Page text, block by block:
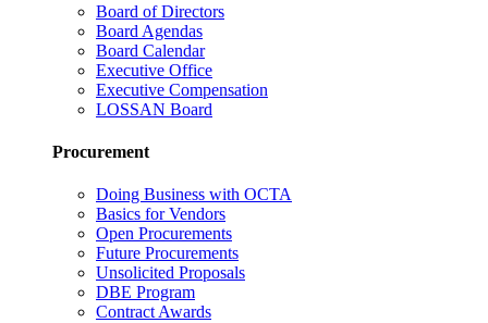
Board of Directors
Board Agendas
Board Calendar
Executive Office
Executive Compensation
LOSSAN Board
Procurement
Doing Business with OCTA
Basics for Vendors
Open Procurements
Future Procurements
Unsolicited Proposals
DBE Program
Contract Awards